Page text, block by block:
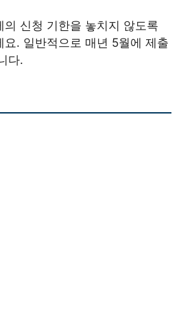
의 신청 기한을 놓치지 않도록
요. 일반적으로 매년 5월에 제출
다.